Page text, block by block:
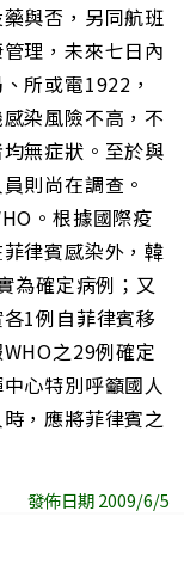
與否，另同航班
理，未來七日內
所或電1922，
染風險不高，不
無症狀。至於與
則尚在調查。
。根據國際疫
律賓感染外，韓
為確定病例；又
1例自菲律賓移
之29例確定
心特別呼籲國人
，應將菲律賓之
發佈日期 2009/6/5